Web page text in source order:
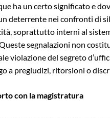
ha un certo significato e
deterrente nei confronti di
soprattutto interni al
segnalazioni non
violazione del segreto
a pregiudizi, ritorsioni o
con la magistratura